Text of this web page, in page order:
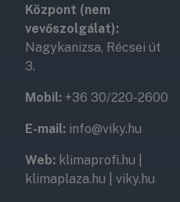
Központ (nem
vevőszolgálat):
Nagykanizsa, Récsei út
3.
Mobil: +36 30/220-2600
E-mail: info@viky.hu
Web: klimaprofi.hu
klimaplaza.hu
viky.hu